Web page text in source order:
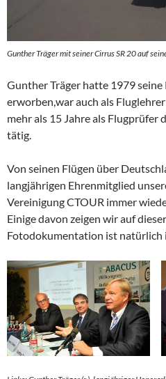
Gunther Träger mit seiner Cirrus SR 20 auf
Gunther Träger hatte 1979
erworben,war auch als
mehr als 15 Jahre als Flugprüfer
tätig.
Von seinen Flügen über
langjährigen Ehrenmitglied
Vereinigung CTOUR immer
Einige davon zeigen wir auf
Fotodokumentation ist natürlich